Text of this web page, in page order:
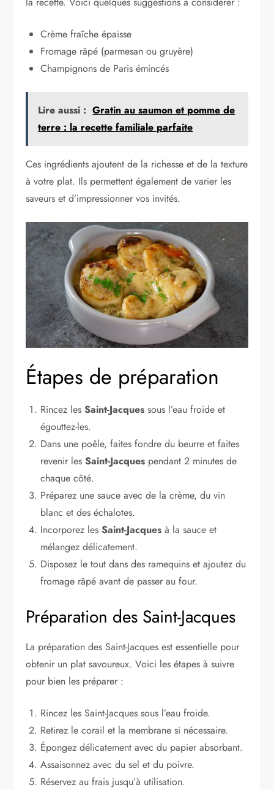
Crème fraîche épaisse
Fromage râpé (parmesan ou gruyère)
Champignons de Paris émincés
Lire aussi : Gratin au saumon et pomme de
terre : la recette familiale parfaite
Ces ingrédients ajoutent de la richesse et de la texture
à votre plat. Ils permettent également de varier les
saveurs et d’impressionner vos invités.
Étapes de préparation
Rincez lesSaint-Jacques sous l’eau froide et
égouttez-les.
Dans une poêle, faites fondre du beurre et faites
revenir lesSaint-Jacques pendant 2 minutes de
chaque côté.
Préparez une sauce avec de la crème, du vin
blanc et des échalotes.
Incorporez lesSaint-Jacques à la sauce et
mélangez délicatement.
Disposez le tout dans des ramequins et ajoutez du
fromage râpé avant de passer au four.
Préparation des Saint-Jacques
La préparation des Saint-Jacques est essentielle pour
obtenir un plat savoureux. Voici les étapes à suivre
pour bien les préparer :
Rincez les Saint-Jacques sous l’eau froide.
Retirez le corail et la membrane si nécessaire.
Épongez délicatement avec du papier absorbant.
Assaisonnez avec du sel et du poivre.
Réservez au frais jusqu’à utilisation.